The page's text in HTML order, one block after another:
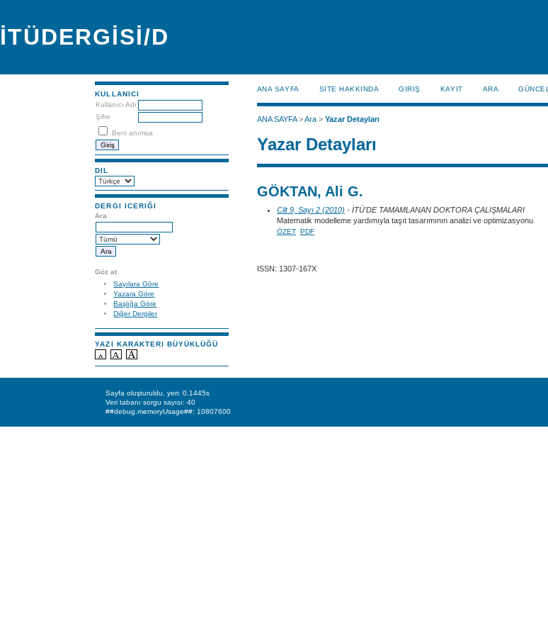
İTÜDERGİSİ/D
KULLANICI
Kullanıcı Adı
Şifre
Beni anımsa
DIL
DERGI ICERIĞI
Ara
Göz at
Sayılara Göre
Yazara Göre
Başlığa Göre
Diğer Dergiler
YAZI KARAKTERI BÜYÜKLÜĞÜ
ANA SAYFA SİTE HAKKINDA GIRIŞ KAYIT ARA GÜNCEL
ANA SAYFA>Ara> Yazar Detayları
Yazar Detayları
GÖKTAN, Ali G.
Cilt 9, Sayı 2 (2010) - İTÜ'DE TAMAMLANAN DOKTORA ÇALIŞMALARI
Matematik modelleme yardımıyla taşıt tasarımının analizi ve optimizasyonu
ÖZET PDF
ISSN: 1307-167X
Sayfa oluşturuldu, yeri: 0.1445s
Veri tabanı sorgu sayısı: 40
##debug.memoryUsage##: 10807600